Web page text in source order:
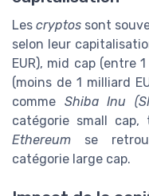
Lescryptos sont
selon leur
EUR), mid cap (entre
(moins de 1 milliard
comme Shiba Inu
catégorie small
Ethereum se
catégorie large cap.